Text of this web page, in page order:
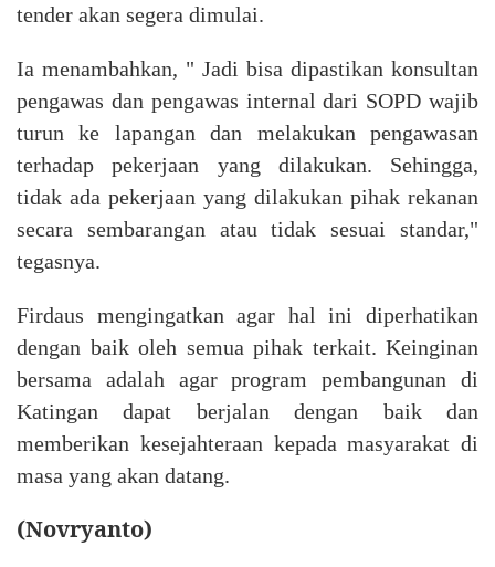
tender akan segera dimulai.
Ia menambahkan, " Jadi bisa dipastikan konsultan
pengawas dan pengawas internal dari SOPD wajib
turun ke lapangan dan melakukan pengawasan
terhadap pekerjaan yang dilakukan. Sehingga,
tidak ada pekerjaan yang dilakukan pihak rekanan
secara sembarangan atau tidak sesuai standar,"
tegasnya.
Firdaus mengingatkan agar hal ini diperhatikan
dengan baik oleh semua pihak terkait. Keinginan
bersama adalah agar program pembangunan di
Katingan dapat berjalan dengan baik dan
memberikan kesejahteraan kepada masyarakat di
masa yang akan datang.
(Novryanto)